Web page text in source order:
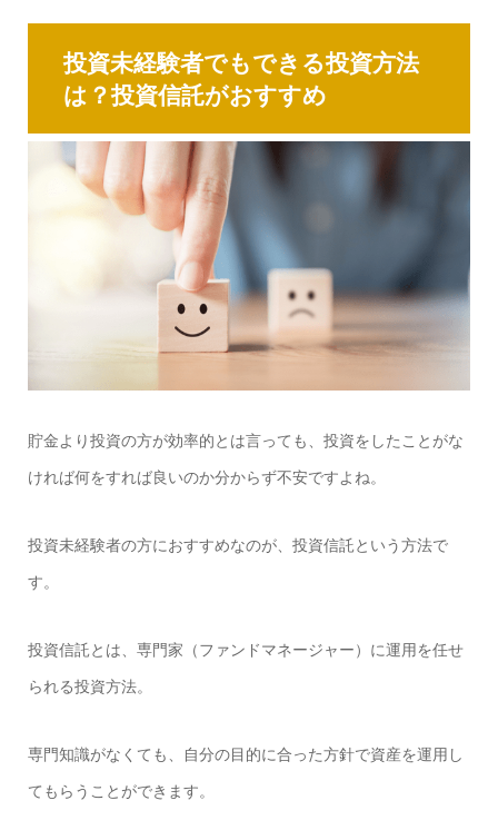
投資未経験者でもできる投資方法
は？投資信託がおすすめ
貯金より投資の方が効率的とは言っても、投資をしたことがな
ければ何をすれば良いのか分からず不安ですよね。
投資未経験者の方におすすめなのが、投資信託という方法で
す。
投資信託とは、専門家（ファンドマネージャー）に運用を任せ
られる投資方法。
専門知識がなくても、自分の目的に合った方針で資産を運用し
てもらうことができます。